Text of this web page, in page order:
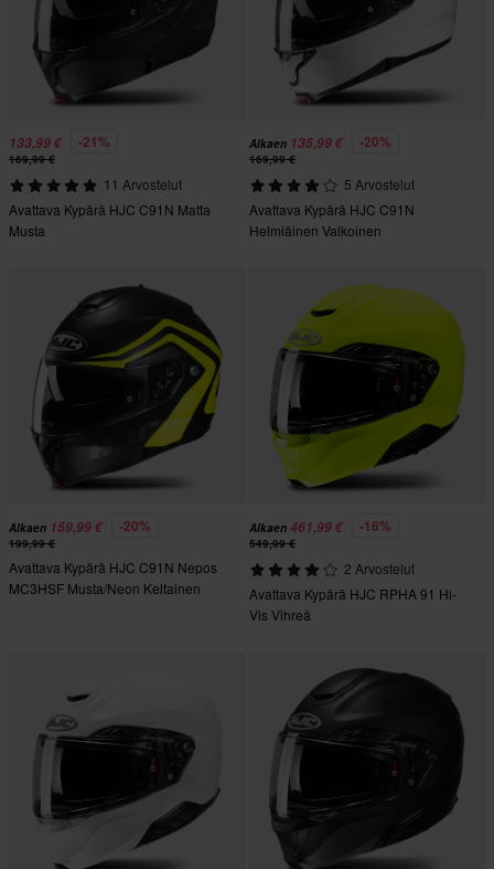
133,99 € -21%
169,99 €
11 Arvostelut
Avattava Kypärä HJC C91N Matta
Musta
Alkaen 135,99 € -20%
169,99 €
5 Arvostelut
Avattava Kypärä HJC C91N
Helmiäinen Valkoinen
Alkaen 159,99 € -20%
199,99 €
Avattava Kypärä HJC C91N Nepos
MC3HSF Musta/Neon Keltainen
Alkaen 461,99 € -16%
549,99 €
2 Arvostelut
Avattava Kypärä HJC RPHA 91 Hi-
Vis Vihreä